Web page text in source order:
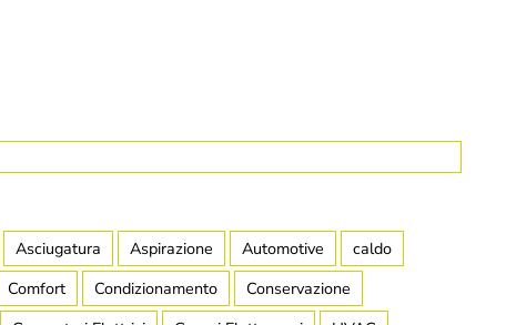
Asciugatura Aspirazione Automotive
caldo
Comfort Condizionamento
Conservazione